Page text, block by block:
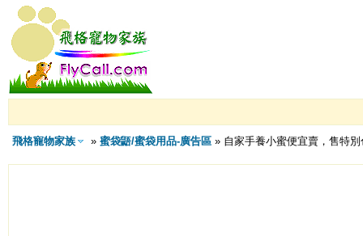
飛格寵物家族 » 蜜袋鼯/蜜袋用品-廣告區» 自家手養小蜜便宜賣，售特別